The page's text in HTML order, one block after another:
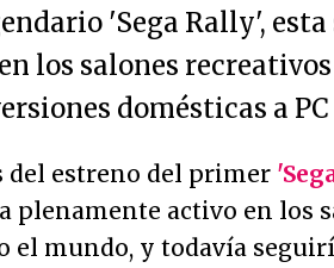
'Sega Rally', esta
los salones
domésticas a
del estreno del primer
plenamente activo en los
el mundo, y todavía